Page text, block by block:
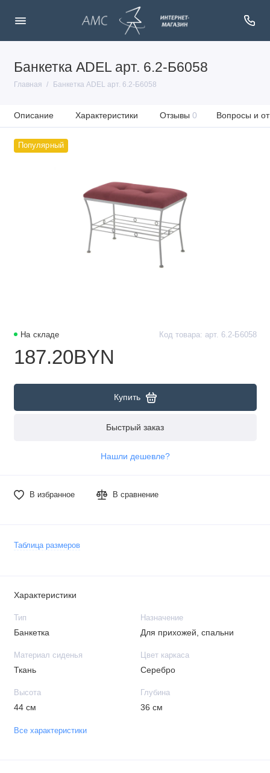
Банкетка ADEL арт. 6.2-Б6058
Главная Банкетка ADEL арт. 6.2-Б6058
Описание Характеристики Отзывы 0 Вопросы и
Популярный
На складе Код товара: арт. 6.2-Б6058
187.20BYN
Купить
Быстрый заказ
Нашли дешевле?
В избранное В сравнение
Таблица размеров
Характеристики
Тип
Банкетка
Назначение
Для прихожей, спальни
Материал сиденья
Ткань
Цвет каркаса
Серебро
Высота
44 см
Глубина
36 см
Все характеристики